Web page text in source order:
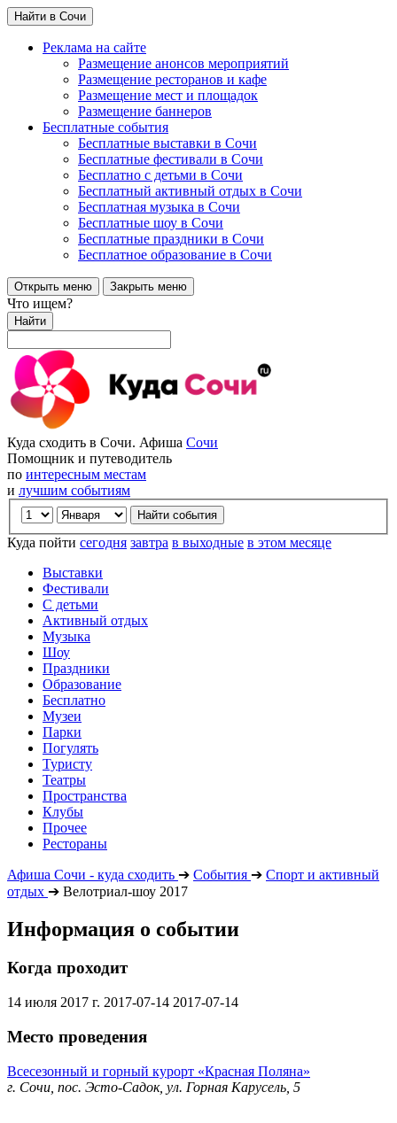
Найти в Сочи
Реклама на сайте
Размещение анонсов мероприятий
Размещение ресторанов и кафе
Размещение мест и площадок
Размещение баннеров
Бесплатные события
Бесплатные выставки в Сочи
Бесплатные фестивали в Сочи
Бесплатно с детьми в Сочи
Бесплатный активный отдых в Сочи
Бесплатная музыка в Сочи
Бесплатные шоу в Сочи
Бесплатные праздники в Сочи
Бесплатное образование в Сочи
Открыть меню Закрыть меню
Что ищем?
Найти
Куда сходить в Сочи. Афиша Сочи
Помощник и путеводитель
по интересным местам
и лучшим событиям
Куда пойти сегодня завтра в выходные в этом месяце
Выставки
Фестивали
С детьми
Активный отдых
Музыка
Шоу
Праздники
Образование
Бесплатно
Музеи
Парки
Погулять
Туристу
Театры
Пространства
Клубы
Прочее
Рестораны
Афиша Сочи - куда сходить ➔ События ➔ Спорт и активный
отдых ➔ Велотриал-шоу 2017
Информация о событии
Когда проходит
14 июля 2017 г. 2017-07-14 2017-07-14
Место проведения
Всесезонный и горный курорт «Красная Поляна»
г. Сочи, пос. Эсто-Садок, ул. Горная Карусель, 5